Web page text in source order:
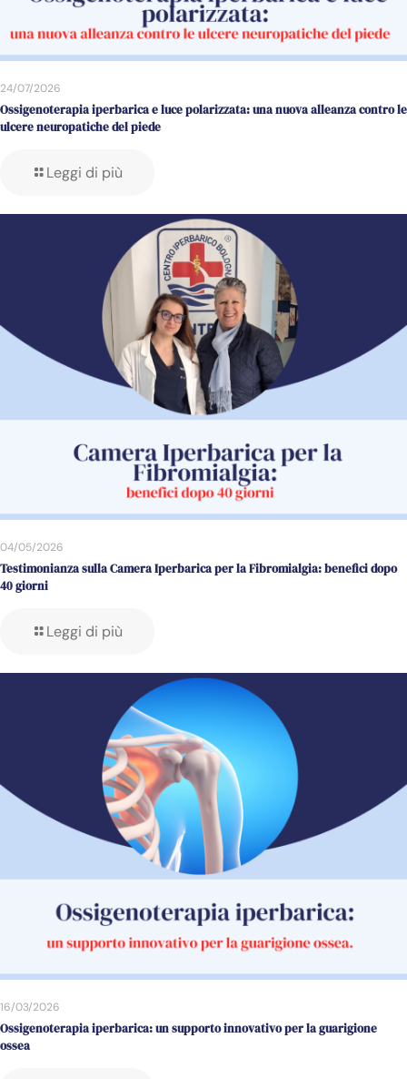
24/07/2026
Ossigenoterapia iperbarica e luce polarizzata: una nuova alleanza contro le
ulcere neuropatiche del piede
Leggi di più
04/05/2026
Testimonianza sulla Camera Iperbarica per la Fibromialgia: benefici dopo
40 giorni
Leggi di più
16/03/2026
Ossigenoterapia iperbarica: un supporto innovativo per la guarigione
ossea